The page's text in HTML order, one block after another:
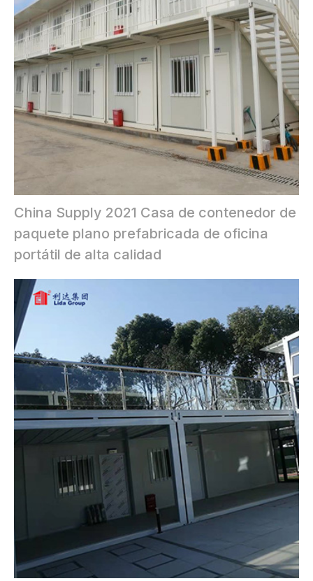
China Supply 2021 Casa de contenedor de
paquete plano prefabricada de oficina
portátil de alta calidad